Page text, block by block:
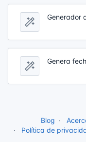
Generador
Genera
Blog
Política de